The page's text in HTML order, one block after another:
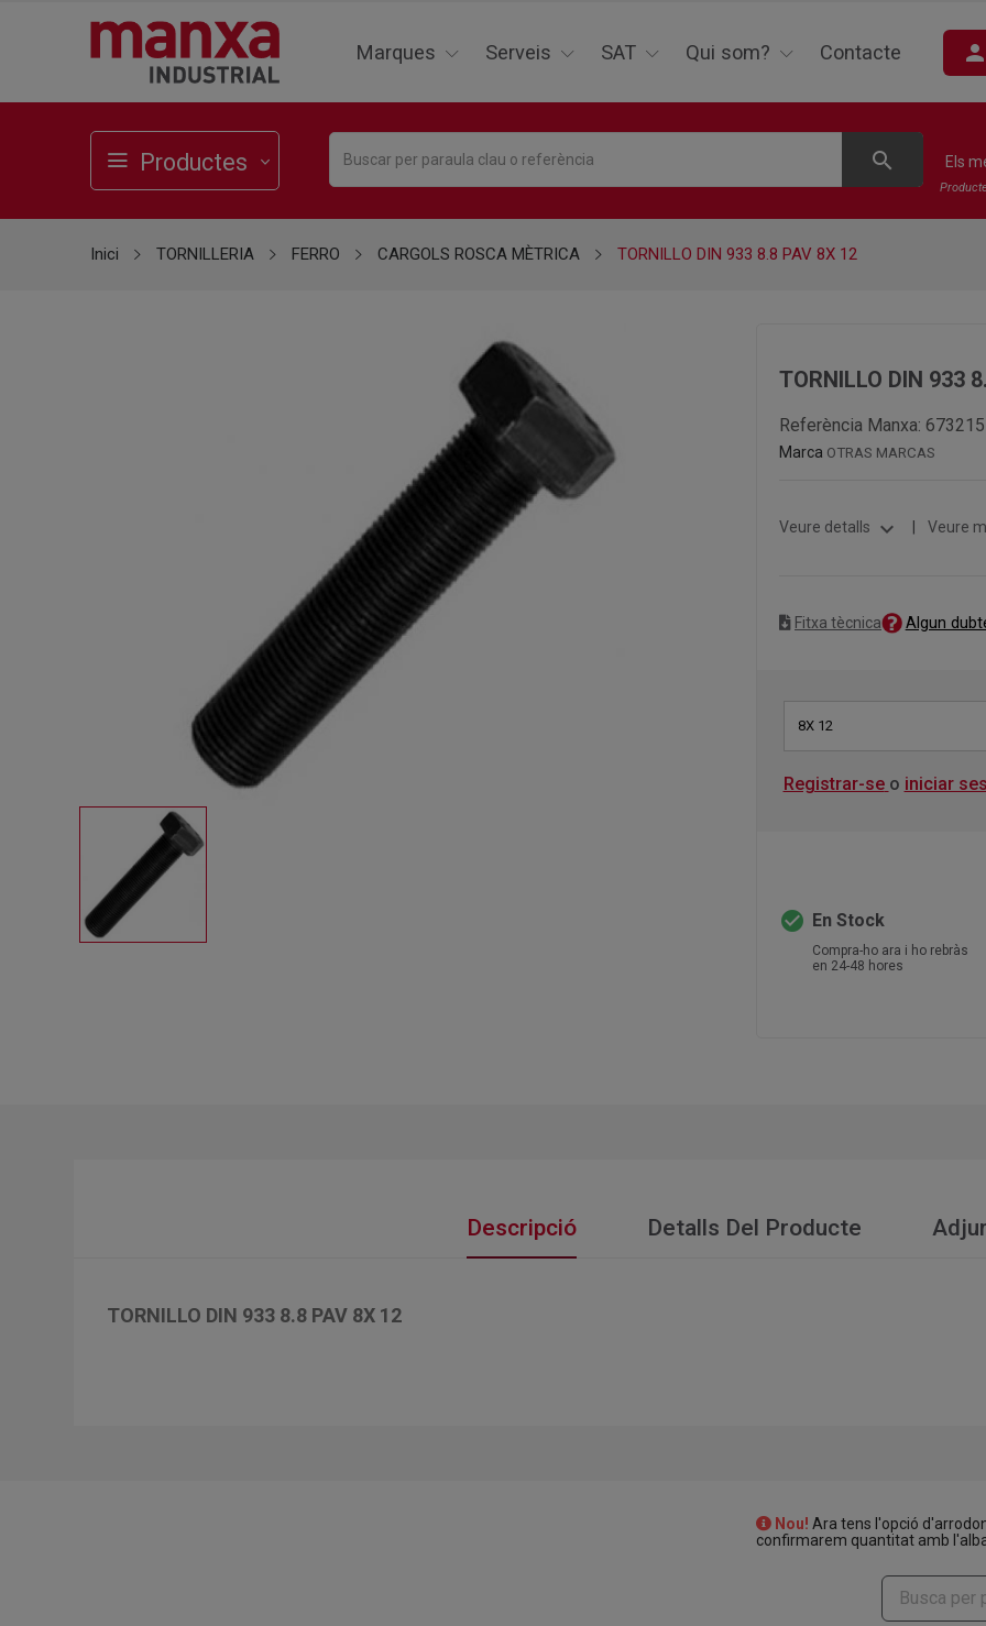
Marques Serveis SAT Qui som? Contacte person
Productes search Els
Inici TORNILLERIA FERRO CARGOLS ROSCA MÈTRICA TORNILLO DIN 933 8.8 PAV 8X 12
TORNILLO DIN 933
Referència Manxa: 673215
Marca OTRAS MARCAS
Veure detalls expand_more Veure
Fitxa tècnica Algun
8X 12
Registrar-se o iniciar
check_circle En Stock
Compra-ho ara i ho rebràs
en 24-48 hores
Descripció Detalls Del Producte
TORNILLO DIN 933 8.8 PAV 8X 12
Nou! Ara tens l'opció
confirmarem quantitat amb